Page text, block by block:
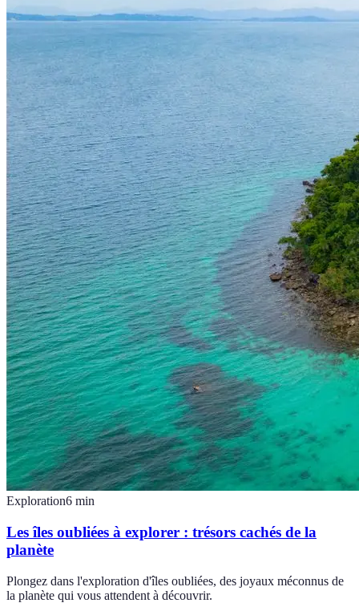
Exploration6 min
Les îles oubliées à explorer : trésors cachés de la
planète
Plongez dans l'exploration d'îles oubliées, des joyaux méconnus de
la planète qui vous attendent à découvrir.